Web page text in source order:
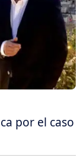
por el caso